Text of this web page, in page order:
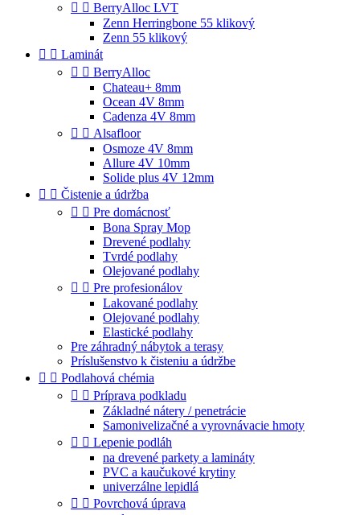
  BerryAlloc LVT
Zenn Herringbone 55 klikový
Zenn 55 klikový
  Laminát
  BerryAlloc
Chateau+ 8mm
Ocean 4V 8mm
Cadenza 4V 8mm
  Alsafloor
Osmoze 4V 8mm
Allure 4V 10mm
Solide plus 4V 12mm
  Čistenie a údržba
  Pre domácnosť
Bona Spray Mop
Drevené podlahy
Tvrdé podlahy
Olejované podlahy
  Pre profesionálov
Lakované podlahy
Olejované podlahy
Elastické podlahy
Pre záhradný nábytok a terasy
Príslušenstvo k čisteniu a údržbe
  Podlahová chémia
  Príprava podkladu
Základné nátery / penetrácie
Samonivelizačné a vyrovnávacie hmoty
  Lepenie podláh
na drevené parkety a lamináty
PVC a kaučukové krytiny
univerzálne lepidlá
  Povrchová úprava